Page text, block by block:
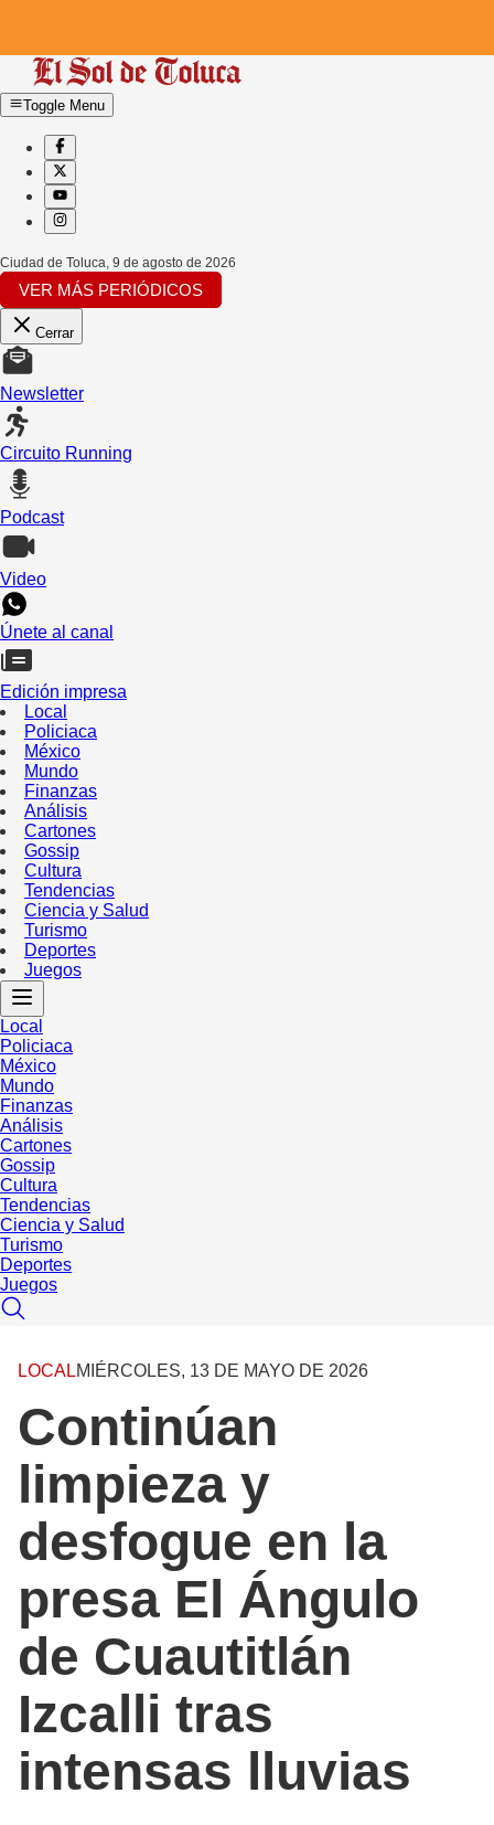
Toggle Menu
Ciudad de Toluca 9 de agosto de 2026
VER MÁS PERIÓDICOS
Cerrar
Newsletter
Circuito Running
Podcast
Video
Únete al canal
Edición impresa
Local
Policiaca
México
Mundo
Finanzas
Análisis
Cartones
Gossip
Cultura
Tendencias
Ciencia y Salud
Turismo
Deportes
Juegos
Local
Policiaca
México
Mundo
Finanzas
Análisis
Cartones
Gossip
Cultura
Tendencias
Ciencia y Salud
Turismo
Deportes
Juegos
LOCALMIÉRCOLES, 13 DE MAYO DE 2026
Continúan
limpieza y
desfogue en la
presa El Ángulo
de Cuautitlán
Izcalli tras
intensas lluvias